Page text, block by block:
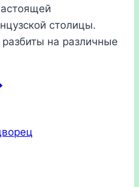
столицы.
на различные